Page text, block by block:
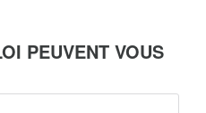
PEUVENT VOUS